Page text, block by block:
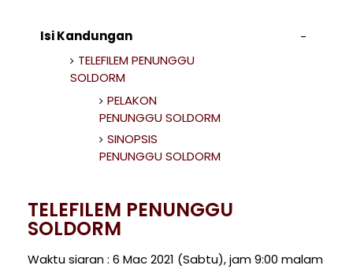
Isi Kandungan
TELEFILEM PENUNGGU
SOLDORM
PELAKON
PENUNGGU SOLDORM
SINOPSIS
PENUNGGU SOLDORM
TELEFILEM PENUNGGU
SOLDORM
Waktu siaran : 6 Mac 2021 (Sabtu), jam 9:00 malam